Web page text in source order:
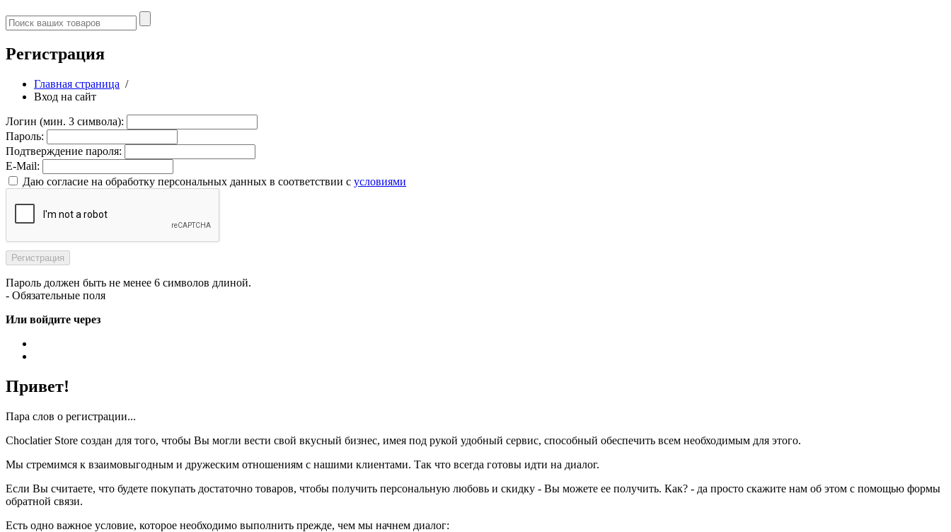
Регистрация
Главная страница /
Вход на сайт
Логин (мин. 3 символа):
Пароль:
Подтверждение пароля:
E-Mail:
Даю согласие на обработку персональных данных в соответствии с условиями
Пароль должен быть не менее 6 символов длиной.
- Обязательные поля
Или войдите через
Привет!
Пара слов о регистрации...
Choclatier Store создан для того, чтобы Вы могли вести свой вкусный бизнес, имея под рукой удобный сервис, способный обеспечить всем необходимым для этого.
Мы стремимся к взаимовыгодным и дружеским отношениям с нашими клиентами. Так что всегда готовы идти на диалог.
Если Вы считаете, что будете покупать достаточно товаров, чтобы получить персональную любовь и скидку - Вы можете ее получить. Как? - да просто скажите нам об этом с помощью формы
обратной связи.
Есть одно важное условие, которое необходимо выполнить прежде, чем мы начнем диалог: